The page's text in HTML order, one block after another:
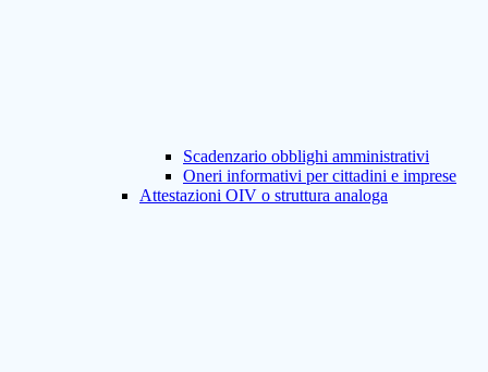
Scadenzario obblighi amministrativi
Oneri informativi per cittadini e imprese
Attestazioni OIV o struttura analoga